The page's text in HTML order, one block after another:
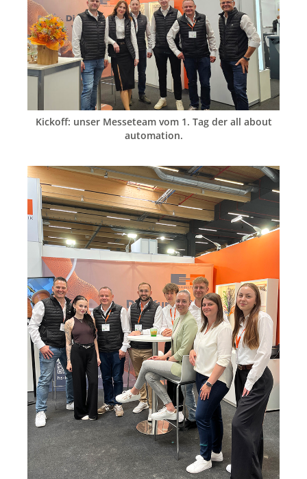
Kickoff: unser Messeteam vom 1. Tag der all about
automation.